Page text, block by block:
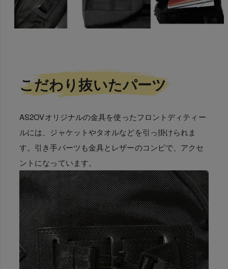
こだわり抜いたパーツ
AS2OVオリジナルの金具を使ったフロントディティー
ルには、ジャケットやタオルなどを引っ掛けられま
す。引き手パーツも金具とレザーのコンビで、アクセ
ントになっています。